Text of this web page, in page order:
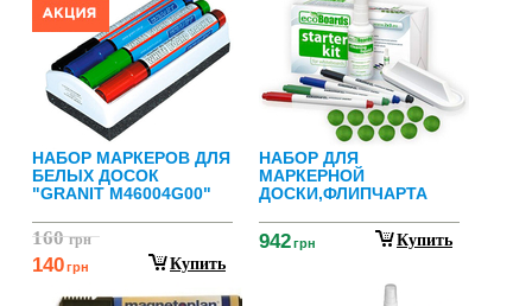
НАБОР МАРКЕРОВ ДЛЯ
БЕЛЫХ ДОСОК
"GRANIT M46004G00"
160грн
140грн Купить
НАБОР ДЛЯ
МАРКЕРНОЙ
ДОСКИ,ФЛИПЧАРТА
942грн Купить